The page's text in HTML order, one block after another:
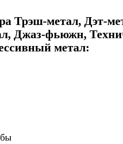
Трэш-метал, Дэт-
Джаз-фьюжн,
метал: